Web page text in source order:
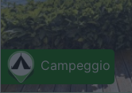
Campeggio